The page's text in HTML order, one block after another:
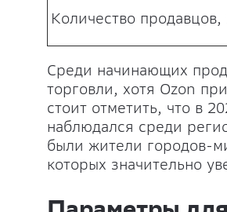
Количество продавцов,
Среди начинающих
торговли, хотя Ozon
стоит отметить, что в
наблюдался среди
были жители городов-
которых значительно